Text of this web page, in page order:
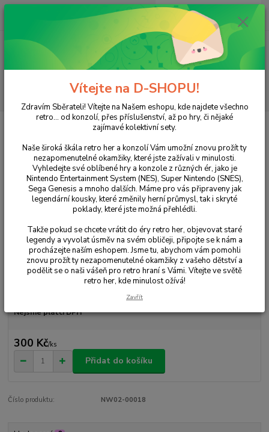
Menu
(Po-Pá, 15:00-20:00 hod.)
ks
0 Kč
Wii Donkey Kong Country Return
Donkey Kong Country Return
Ohodnotit produkt
Nejsme plátci DPH
300 Kč/ks
Přidat do košíku
Číslo produktu: NW02-00018
Vítejte na D-SHOPU!
Zdravím Sběrateli! Vítejte na Našem eshopu, kde najdete všechno
retro... od konzolí, přes příslušenství, až po hry, či nějaké
zajímavé kolektivní sety.
Naše široká škála retro her a konzolí Vám umožní znovu prožít ty
nezapomenutelné okamžiky, které jste zažívali v minulosti.
Vyhledejte své oblíbené hry a konzole z různých ér, jako je
Nintendo Entertainment System (NES), Super Nintendo (SNES),
Sega Genesis a mnoho dalších. Máme pro vás připraveny jak
legendární kousky, které změnily herní průmysl, tak i skryté
poklady, které jste možná přehlédli.
Takže pokud se chcete vrátit do éry retro her, objevovat staré
legendy a vyvolat úsměv na svém obličeji, připojte se k nám a
procházejte naším eshopem. Jsme tu, abychom vám pomohli
znovu prožít ty nezapomenutelné okamžiky z vašeho dětství a
podělit se o naši vášeň pro retro hraní s Vámi. Vítejte ve světě
retro her, kde minulost ožívá!
Zavřít